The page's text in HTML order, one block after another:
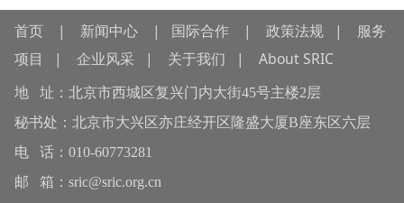
首页| 新闻中心| 国际合作| 政策法规| 服务
项目
| 企业风采| 关于我们 | About SRIC
地 址：北京市西城区复兴门内大街45号主楼2层
秘书处：北京市大兴区亦庄经开区隆盛大厦B座东区六层
电 话：010-60773281
邮 箱：sric@sric.org.cn